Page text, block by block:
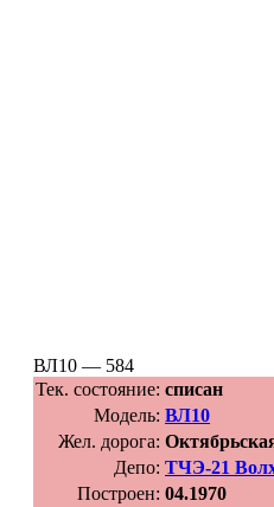
ВЛ10 — 584
Тек. состояние: списан
Модель: ВЛ10
Жел. дорога:
Депо: ТЧЭ-21
Построен: 04.1970